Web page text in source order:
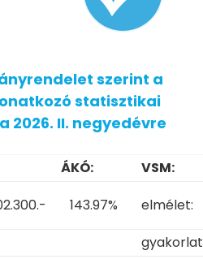
szerint a
statisztikai
2026. II. negyedévre
ÁKÓ:
VSM:
143.97%
elmélet: